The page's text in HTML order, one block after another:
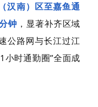
汉南）区至嘉鱼通
钟 ，显著补齐区域
公路网与长江过江
小时通勤圈”全面成